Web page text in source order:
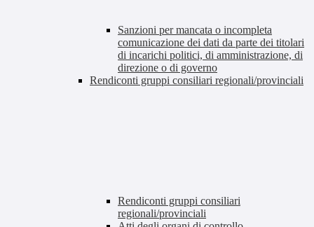
Sanzioni per mancata o incompleta
comunicazione dei dati da parte dei titolari
di incarichi politici, di amministrazione, di
direzione o di governo
Rendiconti gruppi consiliari regionali/provinciali
Rendiconti gruppi consiliari
regionali/provinciali